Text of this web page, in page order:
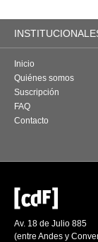
Inicio
Quiénes somos
Suscripción
FAQ
Contacto
Av. 18 de Julio 885
(entre Andes y